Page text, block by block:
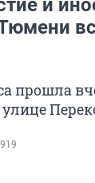
и
прошла